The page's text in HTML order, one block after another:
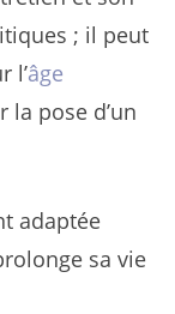
; il peut
l’âge
la pose d’un
adaptée
sa vie